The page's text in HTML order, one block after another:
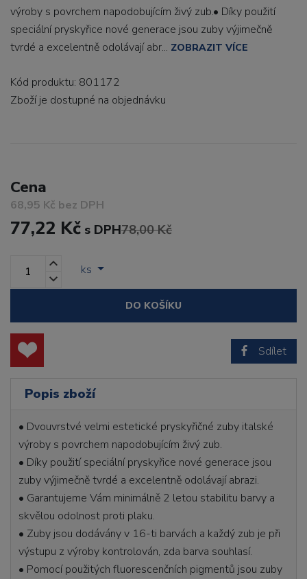
výroby s povrchem napodobujícím živý zub.• Díky použití
speciální pryskyřice nové generace jsou zuby výjimečně
tvrdé a excelentně odolávají abr... ZOBRAZIT VÍCE
Kód produktu: 801172
Zboží je dostupné na objednávku
Cena
68,95 Kč bez DPH
77,22 Kč s DPH78,00 Kč
ks
DO KOŠÍKU
Sdílet
Popis zboží
• Dvouvrstvé velmi estetické pryskyřičné zuby italské
výroby s povrchem napodobujícím živý zub.
• Díky použití speciální pryskyřice nové generace jsou
zuby výjimečně tvrdé a excelentně odolávají abrazi.
• Garantujeme Vám minimálně 2 letou stabilitu barvy a
skvělou odolnost proti plaku.
• Zuby jsou dodávány v 16-ti barvách a každý zub je při
výstupu z výroby kontrolován, zda barva souhlasí.
• Pomocí použitých fluorescenčních pigmentů jsou zuby